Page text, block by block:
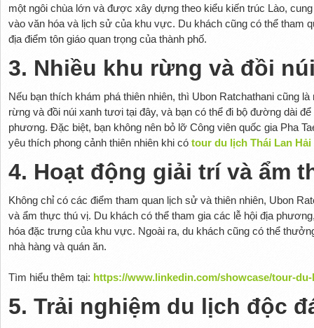
một ngôi chùa lớn và được xây dựng theo kiểu kiến trúc Lào,
vào văn hóa và lịch sử của khu vực. Du khách cũng có thể tham
địa điểm tôn giáo quan trọng của thành phố.
3. Nhiều khu rừng và đồi
Nếu bạn thích khám phá thiên nhiên, thì Ubon Ratchathani cũng
rừng và đồi núi xanh tươi tại đây, và bạn có thể đi bộ đường dài
phương. Đặc biệt, bạn không nên bỏ lỡ Công viên quốc gia Pha
yêu thích phong cảnh thiên nhiên khi có tour du lịch Thái Lan
4. Hoạt động giải trí và ẩm
Không chỉ có các điểm tham quan lịch sử và thiên nhiên, Ubon
và ẩm thực thú vị. Du khách có thể tham gia các lễ hội địa
hóa đặc trưng của khu vực. Ngoài ra, du khách cũng có thể
nhà hàng và quán ăn.
Tìm hiểu thêm tại: https://www.linkedin.com/showcase/tour-
5. Trải nghiệm du lịch độc